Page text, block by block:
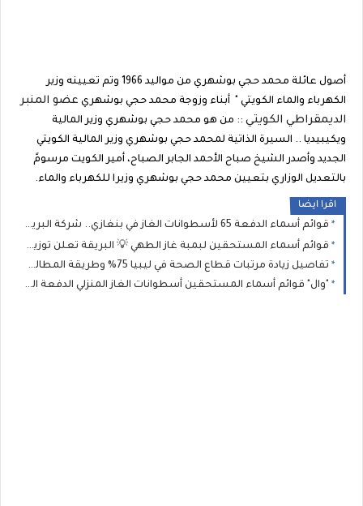
أصول عائلة محمد حجي بوشهري من مواليد 1966 وتم تعيينه وزير
الكهرباء والماء الكويتي " أبناء وزوجة محمد حجي بوشهري عضو المنبر
الديمقراطي الكويتي :: من هو محمد حجي بوشهري وزير المالية
ويكيبيديا .. السيرة الذاتية لمحمد حجي بوشهري وزير المالية الكويتي
الجديد وأصدر الشيخ صباح الأحمد الجابر الصباح، أمير الكويت مرسومً
بالتعديل الوزاري بتعيين محمد حجي بوشهري وزيرا للكهرباء والماء.
اقرا ايضا
قوائم أسماء الدفعة 65 لأسطوانات الغاز في بنغازي.. شركة البريقة تدعو المستفيدين للاستلام خلال 10 أيام
قوائم أسماء المستحقين لبمبة غاز الطهي 💡 البريقة تعلن توزيع (الدفعة الثانية) من إسطوانات الغاز بمدينة جالو للمدرجين بـ 2026
تفاصيل زيادة مرتبات قطاع الصحة في ليبيا 75% وطريقة المطالبة بالفروقات المالية المتبقية عن طريق وزارة الصحة الليبية؟
"وال" قوائم أسماء المستحقين أسطوانات الغاز المنزلي الدفعة الجديدة: الشروط ورابط طباعة الإيصال للمسجلين (2021، 2025، و2026)